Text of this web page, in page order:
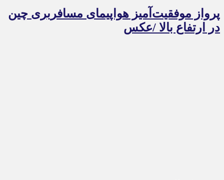
پرواز موفقیت‌آمیز هواپیمای مسافربری چین
در ارتفاع بالا /عکس